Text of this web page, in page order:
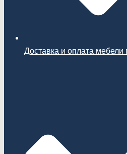
Доставка и оплата мебели